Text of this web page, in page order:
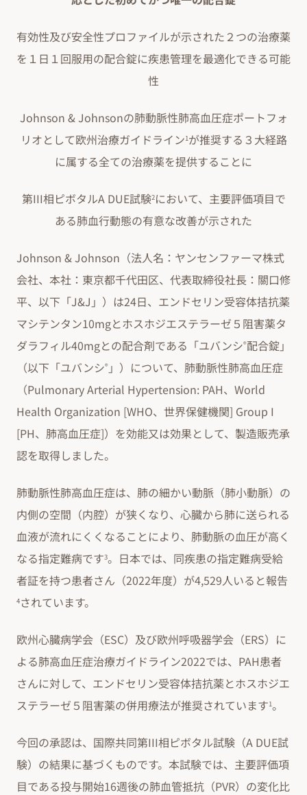
有効性及び安全性プロファイルが示された２つの治療薬
を１日１回服用の配合錠に疾患管理を最適化できる可能
性
Johnson & Johnsonの肺動脈性肺高血圧症ポートフォ
リオとして欧州治療ガイドライン1が推奨する３大経路
に属する全ての治療薬を提供することに
第III相ピボタルA DUE試験2において、主要評価項目で
ある肺血行動態の有意な改善が示された
Johnson & Johnson（法人名：ヤンセンファーマ株式
会社、本社：東京都千代田区、代表取締役社長：關口修
平、以下「J&J」）は24日、エンドセリン受容体拮抗薬
マシテンタン10mgとホスホジエステラーゼ５阻害薬タ
ダラフィル40mgとの配合剤である「ユバンシ®配合錠」
（以下「ユバンシ® 」）について、肺動脈性肺高血圧症
（Pulmonary Arterial Hypertension: PAH、World
Health Organization [WHO、世界保健機関] Group I
[PH、肺高血圧症]）を効能又は効果として、製造販売承
認を取得しました。
肺動脈性肺高血圧症は、肺の細かい動脈（肺小動脈）の
内側の空間（内腔）が狭くなり、心臓から肺に送られる
血液が流れにくくなることにより、肺動脈の血圧が高く
なる指定難病です3。日本では、同疾患の指定難病受給
者証を持つ患者さん（2022年度）が4,529人いると報告
4されています。
欧州心臓病学会（ESC）及び欧州呼吸器学会（ERS）に
よる肺高血圧症治療ガイドライン2022では、PAH患者
さんに対して、エンドセリン受容体拮抗薬とホスホジエ
ステラーゼ５阻害薬の併用療法が推奨されています1。
今回の承認は、国際共同第III相ピボタル試験（A DUE試
験）の結果に基づくものです。本試験では、主要評価項
目である投与開始16週後の肺血管抵抗（PVR）の変化比